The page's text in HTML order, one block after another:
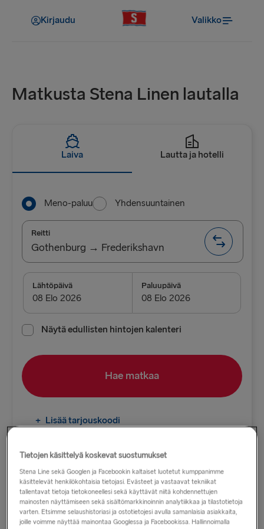
Kirjaudu Valikko
Matkusta Stena Linen lautalla
Laiva Lautta ja hotelli
Meno-paluu Yhdensuuntainen
Reitti
Gothenburg → Frederikshavn
MUUT LAUTTAREITIT
Frederikshavn → Gothenburg
Rostock → Trelleborg
Trelleborg → Rostock
Gothenburg → Kiel
Grenaa → Halmstad
Holyhead → Dublin
Liverpool → Belfast
Cairnryan → Belfast
Lähtöpäivä Paluupäivä
Näytä edullisten hintojen kalenteri
Hae matkaa
+ Lisää tarjouskoodi
Tietojen käsittelyä koskevat suostumukset
Stena Line sekä Googlen ja Facebookin kaltaiset luotetut kumppanimme
käsittelevät henkilökohtaisia tietojasi. Evästeet ja vastaavat tekniikat
tallentavat tietoja tietokoneellesi sekä käyttävät niitä kohdennettujen
mainosten näyttämiseen sekä sisältömarkkinoinnin analytiikkaa ja tilastotietoja
varten. Etsimme selaushistoriasi ja ostotietojesi avulla samanlaisia asiakkaita,
joille voimme näyttää mainontaa Googlessa ja Facebookissa. Hallinnoimalla